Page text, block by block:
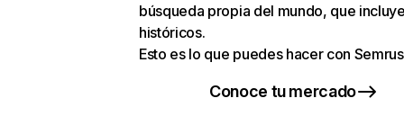
búsqueda propia del mundo, que
históricos.
Esto es lo que puedes hacer con
Conoce tu mercado